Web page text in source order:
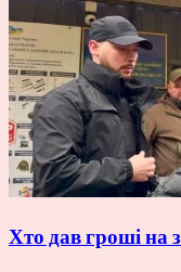
Хто дав гроші на